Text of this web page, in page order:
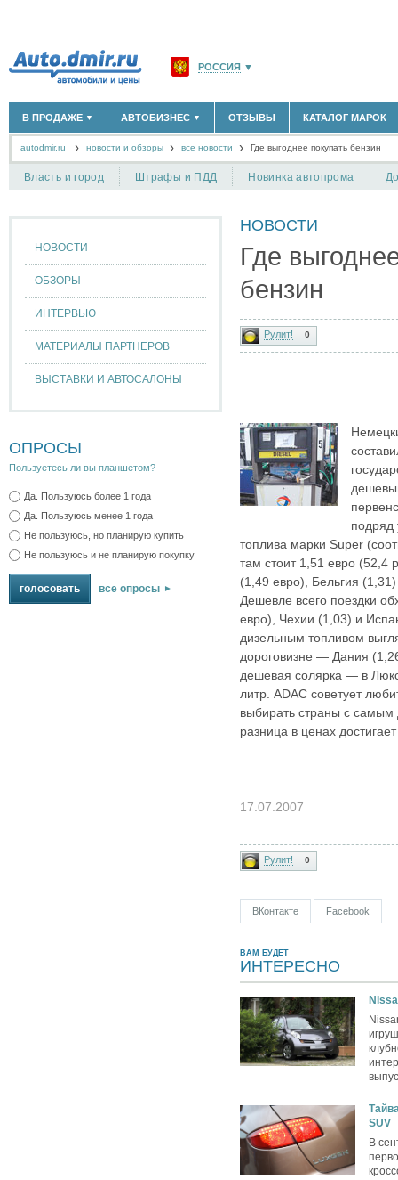
РОССИЯ ▼
САНКТ-ПЕТЕРБУРГ И ОБЛАСТЬ(14298)
КРАСНОДАРСКИЙ КРАЙ(5619)
КРЫМ РЕСПУБЛИКА(412)
В ПРОДАЖЕ ▼
НОВЫЕ АВТОМОБИЛИ(30122)
АВТОМОБИЛИ С ПРОБЕГОМ
АВТОБИЗНЕС ▼
ОФИЦИАЛЬНЫЕ ДИЛЕРЫ(1347)
ТАКСИ(278)
+ ДОБАВИТЬ КОМПАНИЮ
ОТЗЫВЫ КАТАЛОГ МАРОК
autodmir.ru новости и обзоры все новости Где выгоднее покупать бензин
Власть и город Штрафы и ПДД Новинка автопрома
НОВОСТИ
ОБЗОРЫ
ИНТЕРВЬЮ
МАТЕРИАЛЫ ПАРТНЕРОВ
ВЫСТАВКИ И АВТОСАЛОНЫ
ОПРОСЫ
Пользуетесь ли вы планшетом?
Да. Пользуюсь более 1 года
Да. Пользуюсь менее 1 года
Не пользуюсь, но планирую купить
Не пользуюсь и не планирую покупку
все опросы
НОВОСТИ
Где
бензин
Рулит! 0
подряд
топлива марки Super
там стоит 1,51 евро (52,4
(1,49 евро), Бельгия
Дешевле всего поездки
евро), Чехии (1,03) и
дизельным топливом
дороговизне — Дания
дешевая солярка — в
литр. ADAC советует
выбирать страны с
разница в ценах
17.07.2007
Рулит! 0
ВКонтакте Facebook
ВАМ БУДЕТ
ИНТЕРЕСНО
SUV
В